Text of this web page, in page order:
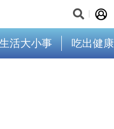
活大小事 吃出健康